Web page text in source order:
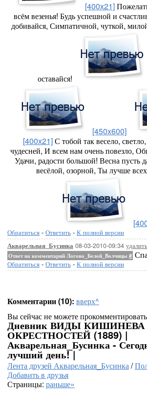
[400x21]
всём везенья! Будь успешной и
добивайся, Симпатичной, чуткой,
оставайся!
[450x600]
[400x21]С тобой так весело,
чудесней, И всем нам очень повезло,
Удачи, радости большой! Весна пусть
весёлой, озорной, Ты лучше
Обратиться - Ответить - К полной версии
Акварельная_Бусинка 08-03-2010-09:34 удалить
Ответ на комментарий Логово_Белой_Волчицы #
Обратиться - Ответить - К полной версии
Комментарии (10): вверх^
Вы сейчас не можете
Дневник ВИДЫ
ОКРЕСТНОСТЕЙ (1889) |
Акварельная_Бусинка -
лучший день! |
Лента друзей Акварельная_Бусинка/
Добавить в друзья
Страницы: раньше»